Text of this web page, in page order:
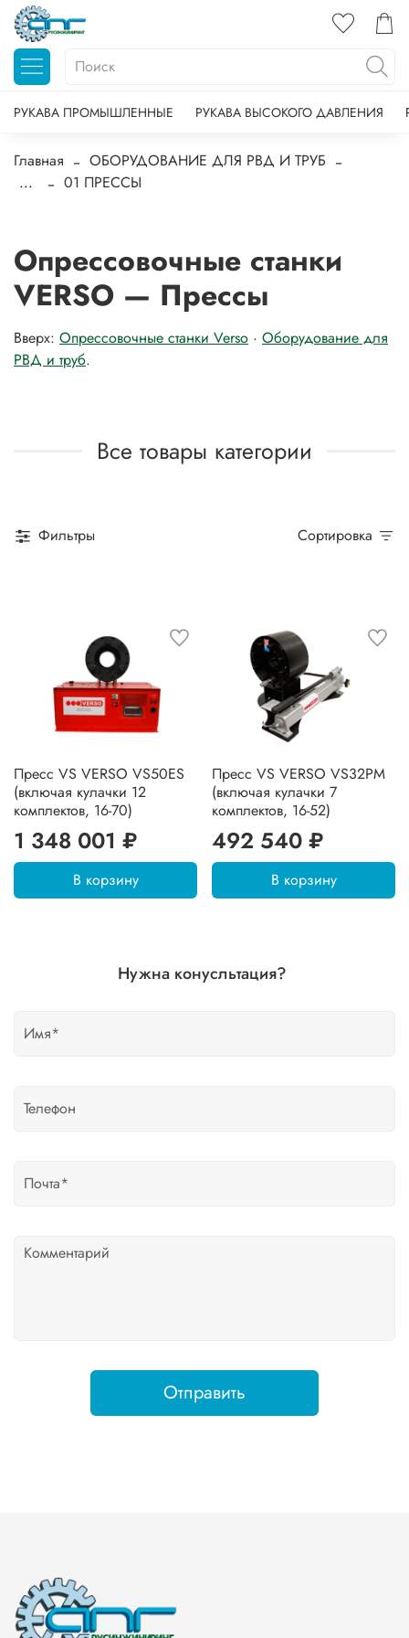
РУКАВА ПРОМЫШЛЕННЫЕ РУКАВА ВЫСОКОГО ДАВЛЕНИЯ
Главная
ОБОРУДОВАНИЕ ДЛЯ РВД И ТРУБ
...
01 ПРЕССЫ
Опрессовочные станки
VERSO — Прессы
Вверх: Опрессовочные станки Verso · Оборудование для
РВД и труб.
Все товары категории
Фильтры Сортировка
Пресс VS VERSO VS50ES
(включая кулачки 12
комплектов, 16-70)
1 348 001 ₽
В корзину
Пресс VS VERSO VS32PM
(включая кулачки 7
комплектов, 16-52)
492 540 ₽
В корзину
Нужна конусльтация?
Отправить